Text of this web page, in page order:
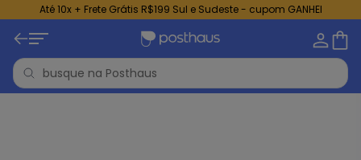
Até 10x + Frete Grátis R$199 Sul e Sudeste - cupom GANHEI